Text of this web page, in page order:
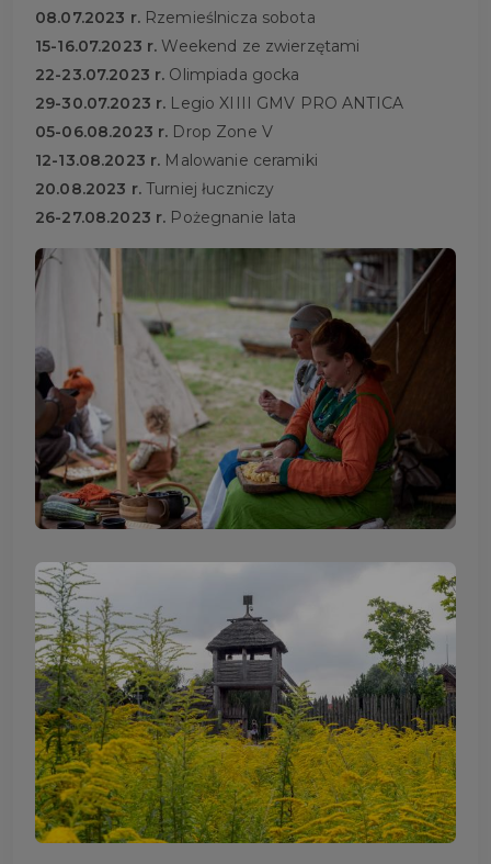
08.07.2023 r. Rzemieślnicza sobota
15-16.07.2023 r.Weekend ze zwierzętami
22-23.07.2023 r. Olimpiada gocka
29-30.07.2023 r. Legio XIIII GMV PRO ANTICA
05-06.08.2023 r. Drop Zone V
12-13.08.2023 r. Malowanie ceramiki
20.08.2023 r. Turniej łuczniczy
26-27.08.2023 r. Pożegnanie lata